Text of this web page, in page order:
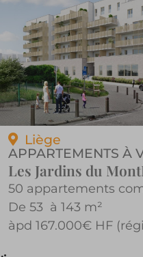
Liège
APPARTEMENTS À
Les Jardins du
50 appartements
De 53 à 143 m²
àpd 167.000€ HF